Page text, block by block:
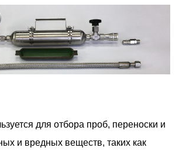
для отбора проб, переноски и
и вредных веществ, таких как